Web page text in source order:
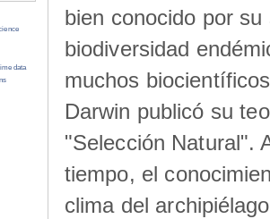
bien conocido por
biodiversidad
muchos
Darwin publicó su
"Selección Natural".
tiempo, el
clima del
data